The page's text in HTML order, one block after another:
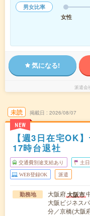
男女比率
女性
気になる!
派遣会
未読
NEW
掲載日 2026/08/07
【週3日在宅OK
17時台退社
交通費別途支給あり 土
WEB登録OK 派遣
勤務地 大阪府大阪市
大阪ビジネス
分／京橋(大阪